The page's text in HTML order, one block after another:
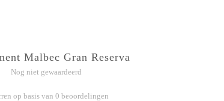
Malbec Gran Reserva
Nog niet gewaardeerd
op basis van 0 beoordelingen